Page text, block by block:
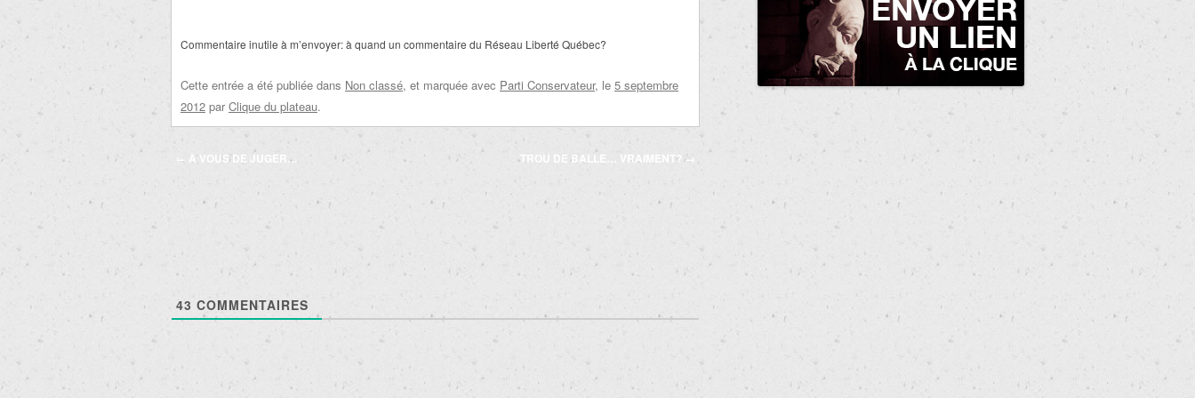
Commentaire inutile à m’envoyer: à quand un commentaire du Réseau Liberté Québec?
Cette entrée a été publiée dans Non classé, et marquée avec Parti Conservateur, le 5 septembre
2012 par Clique du plateau.
Navigation
articles
← À VOUS DE JUGER… TROU DE BALLE… VRAIMENT?→
43 COMMENTAIRES